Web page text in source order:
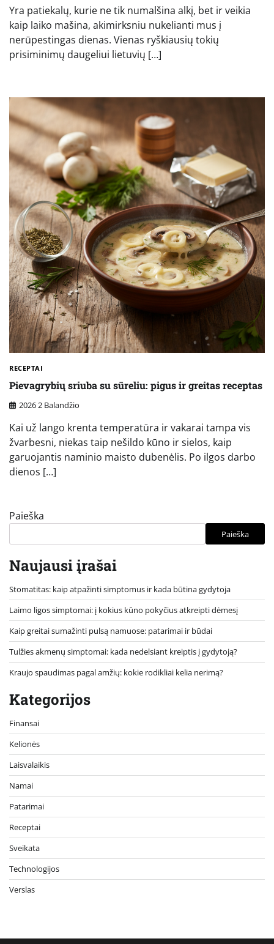
Yra patiekalų, kurie ne tik numalšina alkį, bet ir veikia
kaip laiko mašina, akimirksniu nukelianti mus į
nerūpestingas dienas. Vienas ryškiausių tokių
prisiminimų daugeliui lietuvių […]
RECEPTAI
Pievagrybių sriuba su sūreliu: pigus ir greitas receptas
2026 2 Balandžio
Kai už lango krenta temperatūra ir vakarai tampa vis
žvarbesni, niekas taip nešildo kūno ir sielos, kaip
garuojantis naminio maisto dubenėlis. Po ilgos darbo
dienos […]
Paieška
Paieška
Naujausi įrašai
Stomatitas: kaip atpažinti simptomus ir kada būtina gydytoja
Laimo ligos simptomai: į kokius kūno pokyčius atkreipti dėmesį
Kaip greitai sumažinti pulsą namuose: patarimai ir būdai
Tulžies akmenų simptomai: kada nedelsiant kreiptis į gydytoją?
Kraujo spaudimas pagal amžių: kokie rodikliai kelia nerimą?
Kategorijos
Finansai
Kelionės
Laisvalaikis
Namai
Patarimai
Receptai
Sveikata
Technologijos
Verslas